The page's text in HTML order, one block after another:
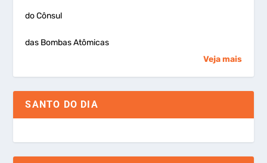
do Cônsul
das Bombas Atômicas
Veja mais
SANTO DO DIA